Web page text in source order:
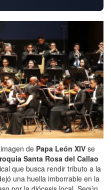
de Papa León XIV se
Santa Rosa del Callao
que busca rendir tributo a la
una huella imborrable en la